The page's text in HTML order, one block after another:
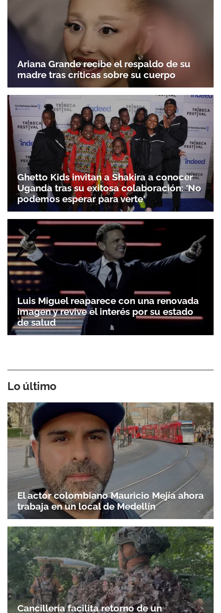
Ariana Grande recibe el respaldo de su
madre tras críticas sobre su cuerpo
Ghetto Kids invitan a Shakira a conocer
Uganda tras su exitosa colaboración: 'No
podemos esperar para verte'
Luis Miguel reaparece con una renovada
imagen y revive el interés por su estado
de salud
Lo último
El actor colombiano Mauricio Mejía ahora
trabaja en un local de Medellín
Cancillería facilita retorno de un